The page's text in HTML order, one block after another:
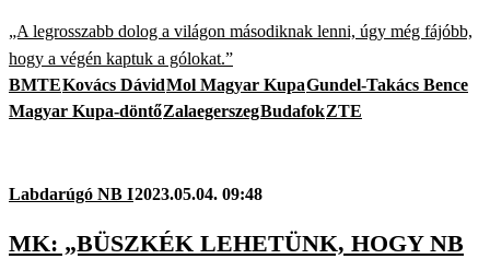
„A legrosszabb dolog a világon másodiknak lenni, úgy még fájóbb,
hogy a végén kaptuk a gólokat.”
BMTEKovács DávidMol Magyar KupaGundel-Takács Bence
Magyar Kupa-döntőZalaegerszegBudafokZTE
Labdarúgó NB I2023.05.04. 09:48
MK: „BÜSZKÉK LEHETÜNK, HOGY NB